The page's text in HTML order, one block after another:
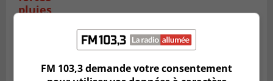
pluies
FM 103,3 demande votre consentement